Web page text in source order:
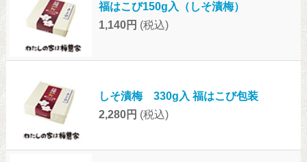
福はこび150g入（しそ漬梅）
1,140円 (税込)
しそ漬梅 330g入 福はこび包装
2,280円 (税込)